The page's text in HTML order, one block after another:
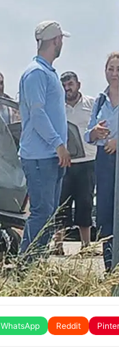
WhatsApp Reddit